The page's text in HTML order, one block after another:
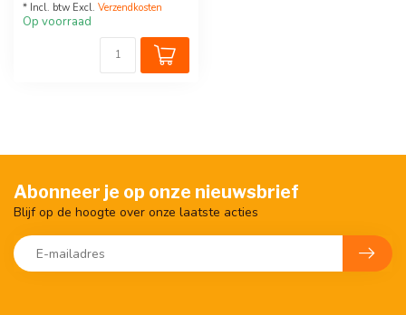
* Incl. btw Excl. Verzendkosten
Op voorraad
Abonneer je op onze nieuwsbrief
Blijf op de hoogte over onze laatste acties